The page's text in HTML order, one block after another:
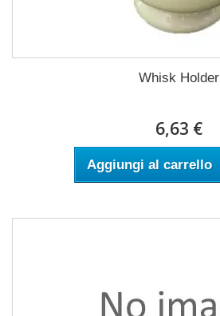
Whisk Holder
6,63 €
Aggiungi al carrello